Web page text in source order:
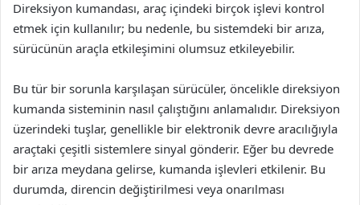
Direksiyon kumandası, araç içindeki birçok işlevi kontrol
etmek için kullanılır; bu nedenle, bu sistemdeki bir arıza,
sürücünün araçla etkileşimini olumsuz etkileyebilir.
Bu tür bir sorunla karşılaşan sürücüler, öncelikle direksiyon
kumanda sisteminin nasıl çalıştığını anlamalıdır. Direksiyon
üzerindeki tuşlar, genellikle bir elektronik devre aracılığıyla
araçtaki çeşitli sistemlere sinyal gönderir. Eğer bu devrede
bir arıza meydana gelirse, kumanda işlevleri etkilenir. Bu
durumda, direncin değiştirilmesi veya onarılması